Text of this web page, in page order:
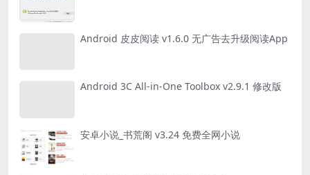
Android 皮皮阅读 v1.6.0 无广告去升级阅读App
Android 3C All-in-One Toolbox v2.9.1 修改版
安卓小说_书荒阁 v3.24 免费全网小说